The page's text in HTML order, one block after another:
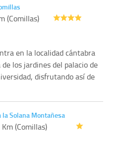
(Comillas)
en la localidad cántabra
los jardines del palacio de
disfrutando así de
la Solana Montañesa
(Comillas)